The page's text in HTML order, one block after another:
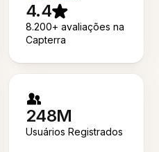
4.4
8.200+ avaliações na
Capterra
248M
Usuários Registrados